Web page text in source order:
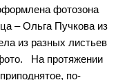
№14
№28
№15
фотозона
– Ольга Пучкова из
из разных листьев
На протяжении
по-